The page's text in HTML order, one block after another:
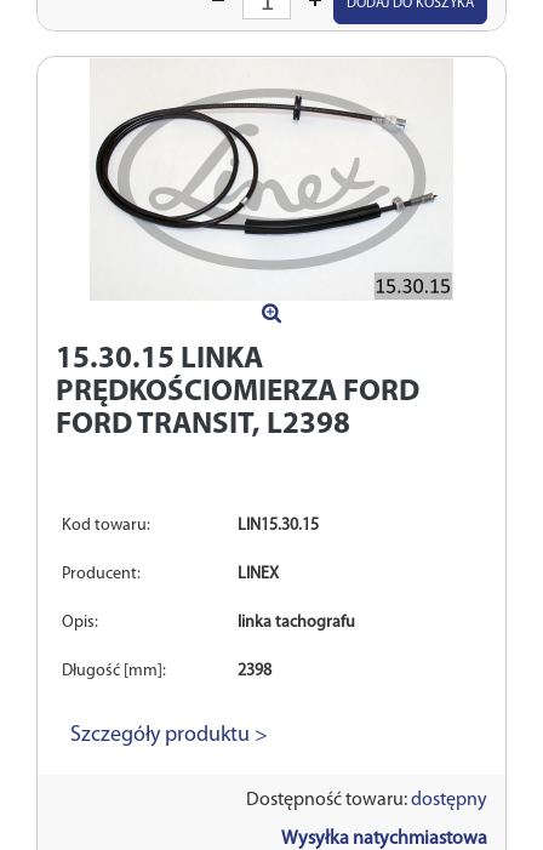
DODAJ DO KOSZYKA
15.30.15 LINKA
PRĘDKOŚCIOMIERZA FORD
FORD TRANSIT, L2398
Kod towaru: LIN15.30.15
Producent: LINEX
Opis: linka tachografu
Długość [mm]: 2398
Szczegóły produktu >
Dostępność towaru:dostępny
Wysyłka natychmiastowa